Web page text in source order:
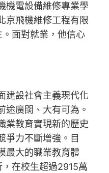
機電設備維修專業學
京飛機維修工程有限
。面對就業，他信心
建設社會主義現代化
途廣闊、大有可為。
業教育實現新的歷史
爭力不斷增強。目
最大的職業教育體
，在校生超過2915萬